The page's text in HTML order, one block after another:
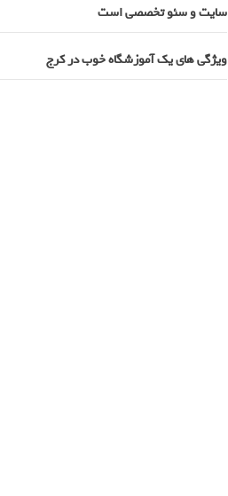
سایت و سئو تخصصی است
ویژگی های یک آموزشگاه خوب در کرج